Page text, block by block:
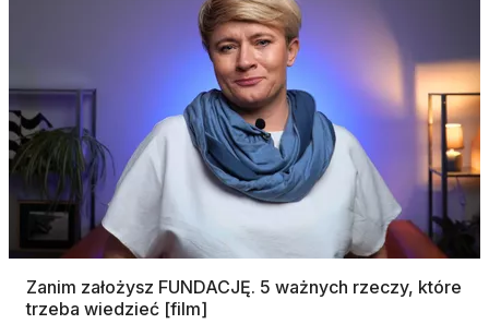
Zanim założysz FUNDACJĘ. 5 ważnych rzeczy, które
trzeba wiedzieć [film]